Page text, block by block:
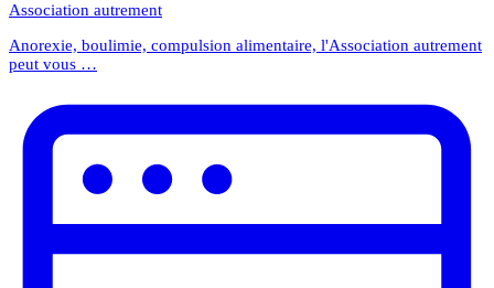
Association autrement
Anorexie, boulimie, compulsion alimentaire, l'Association autrement
peut vous …